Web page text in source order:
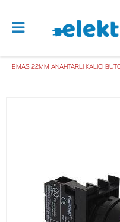
EMAS 22MM ANAHTARLI KALICI